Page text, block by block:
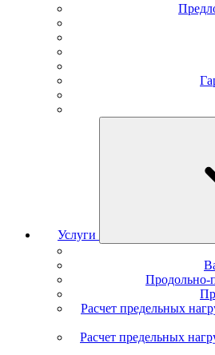
Услуги
Продольно-
Расчет предельных
Расчет предельных